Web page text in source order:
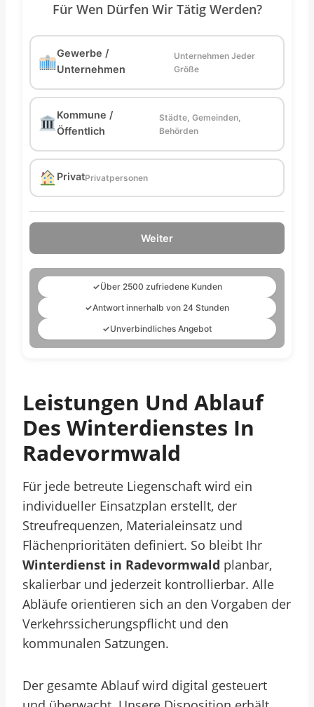
Für Wen Dürfen Wir Tätig Werden?
Gewerbe /
Unternehmen
Unternehmen Jeder
Größe
Kommune /
Öffentlich
Städte, Gemeinden,
Behörden
PrivatPrivatpersonen
Weiter
✓Über 2500 zufriedene Kunden
✓Antwort innerhalb von 24 Stunden
✓Unverbindliches Angebot
Leistungen Und Ablauf
Des Winterdienstes In
Radevormwald
Für jede betreute Liegenschaft wird ein
individueller Einsatzplan erstellt, der
Streufrequenzen, Materialeinsatz und
Flächenprioritäten definiert. So bleibt Ihr
Winterdienst in Radevormwald planbar,
skalierbar und jederzeit kontrollierbar. Alle
Abläufe orientieren sich an den Vorgaben der
Verkehrssicherungspflicht und den
kommunalen Satzungen.
Der gesamte Ablauf wird digital gesteuert